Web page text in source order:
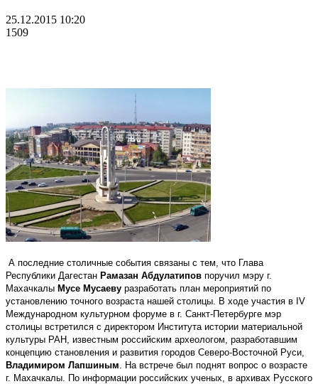
25.12.2015 10:20
1509
А последние столичные события связаны с тем, что Глава
Республики Дагестан Рамазан Абдулатипов поручил мэру г.
Махачкалы Мусе Мусаеву разработать план мероприятий по
установлению точного возраста нашей столицы. В ходе участия в IV
Международном культурном форуме в г. Санкт-Петербурге мэр
столицы встретился с директором Института истории материальной
культуры РАН, известным российским археологом, разработавшим
концепцию становления и развития городов Северо-Восточной Руси,
Владимиром Лапшиным . На встрече был поднят вопрос о возрасте
г. Махачкалы. По информации российских ученых, в архивах Русского